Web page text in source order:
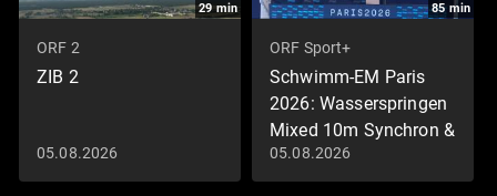
29min
ORF 2
ZIB 2
05.08.2026
85min
ORF Sport+
Schwimm-EM Paris
2026: Wasserspringen
Mixed 10m Synchron &
Herren 3m (in voller
Länge)
05.08.2026